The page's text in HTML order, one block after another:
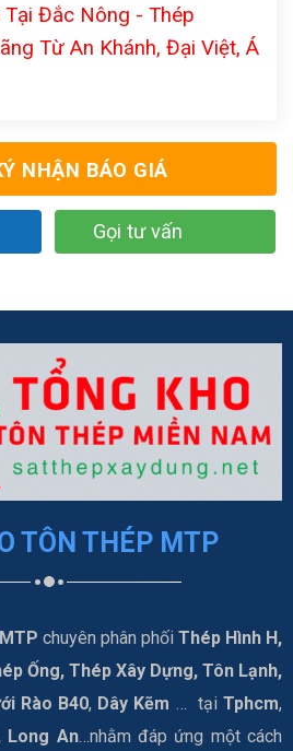
Tại Đắc Nông - Thép
Từ An Khánh, Đại Việt, Á
NHẬN BÁO GIÁ
Gọi tư vấn
TÔN THÉP MTP
chuyên phân phốiThép Hình H,
Ống, Thép Xây Dựng, Tôn Lạnh,
Rào B40, Dây Kẽm … tạiTphcm,
Long An…nhằm đáp ứng một cách